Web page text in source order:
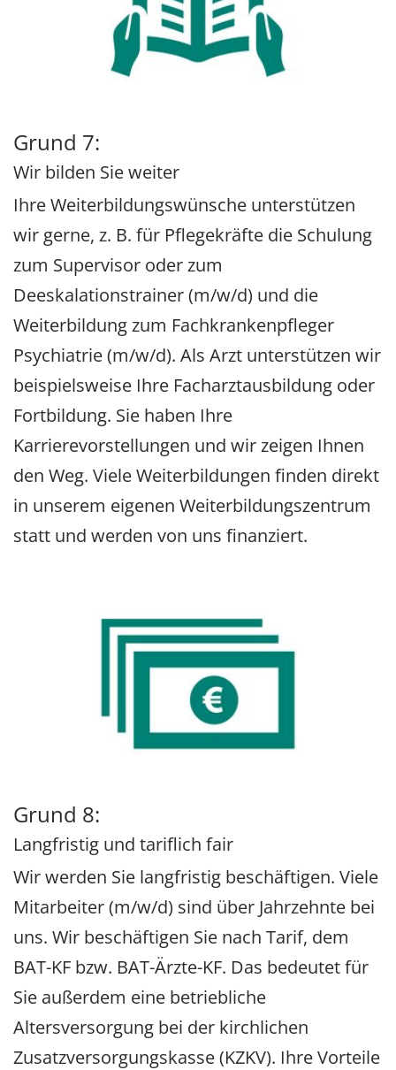
Grund 7:
Wir bilden Sie weiter
Ihre Weiterbildungswünsche unterstützen
wir gerne, z. B. für Pflegekräfte die Schulung
zum Supervisor oder zum
Deeskalationstrainer (m/w/d) und die
Weiterbildung zum Fachkrankenpfleger
Psychiatrie (m/w/d). Als Arzt unterstützen wir
beispielsweise Ihre Facharztausbildung oder
Fortbildung. Sie haben Ihre
Karrierevorstellungen und wir zeigen Ihnen
den Weg. Viele Weiterbildungen finden direkt
in unserem eigenen Weiterbildungszentrum
statt und werden von uns finanziert.
Grund 8:
Langfristig und tariflich fair
Wir werden Sie langfristig beschäftigen. Viele
Mitarbeiter (m/w/d) sind über Jahrzehnte bei
uns. Wir beschäftigen Sie nach Tarif, dem
BAT-KF bzw. BAT-Ärzte-KF. Das bedeutet für
Sie außerdem eine betriebliche
Altersversorgung bei der kirchlichen
Zusatzversorgungskasse (KZKV). Ihre Vorteile